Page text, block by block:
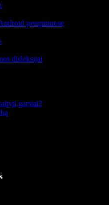
įrenginiuose
disleksijai
garsiai?